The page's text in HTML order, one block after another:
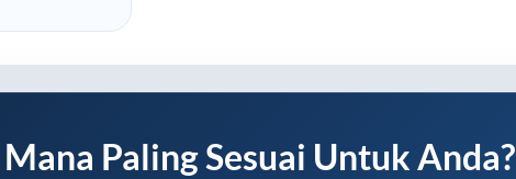
Paling Sesuai Untuk Anda?